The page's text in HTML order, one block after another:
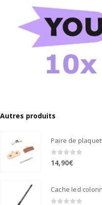
Autres produits
0 sur 5
14,90€
Cache led